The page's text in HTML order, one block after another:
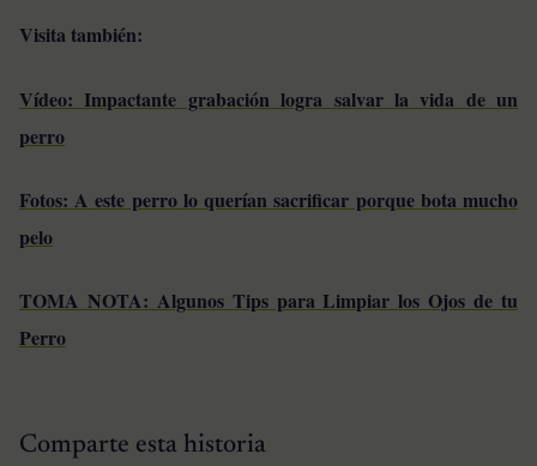
Visita también:
Vídeo: Impactante grabación logra salvar la vida de un
perro
Fotos: A este perro lo querían sacrificar porque bota mucho
pelo
TOMA NOTA: Algunos Tips para Limpiar los Ojos de tu
Perro
Comparte esta historia